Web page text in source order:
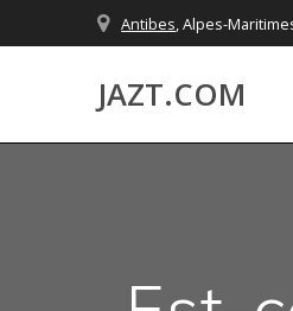
to
Antibes, Alpes-
JAZT.COM